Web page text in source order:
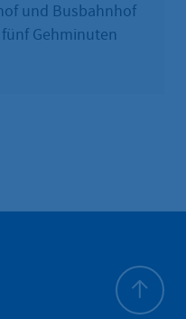
und Busbahnhof
Gehminuten